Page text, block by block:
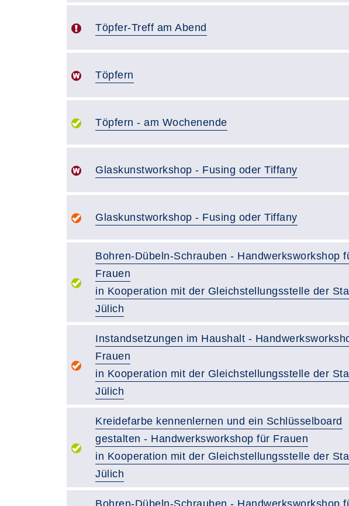
Töpfer-Treff am Abend
Töpfern
Töpfern - am Wochenende
Glaskunstworkshop - Fusing oder Tiffany
Glaskunstworkshop - Fusing oder Tiffany
Bohren-Dübeln-Schrauben - Handwerksworkshop
Frauen
in Kooperation mit der Gleichstellungsstelle der
Jülich
Instandsetzungen im Haushalt -
Frauen
in Kooperation mit der Gleichstellungsstelle der
Jülich
Kreidefarbe kennenlernen und ein Schlüsselboard
gestalten - Handwerksworkshop für Frauen
in Kooperation mit der Gleichstellungsstelle der
Jülich
Bohren-Dübeln-Schrauben - Handwerksworkshop